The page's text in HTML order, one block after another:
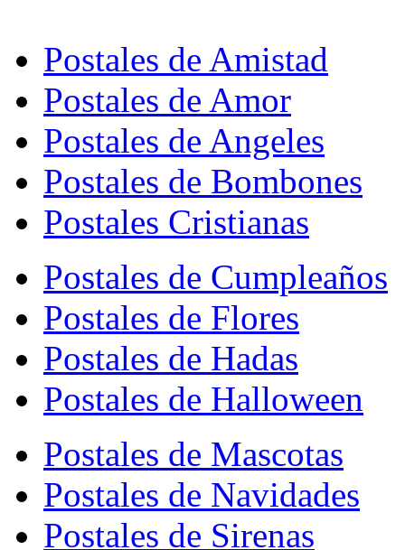
Postales de Amistad
Postales de Amor
Postales de Angeles
Postales de Bombones
Postales Cristianas
Postales de Cumpleaños
Postales de Flores
Postales de Hadas
Postales de Halloween
Postales de Mascotas
Postales de Navidades
Postales de Sirenas